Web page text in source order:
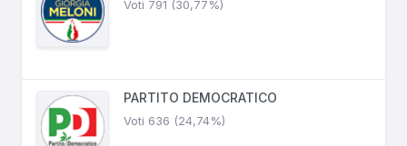
Voti 791 (30,77%)
PARTITO DEMOCRATICO
Voti 636 (24,74%)